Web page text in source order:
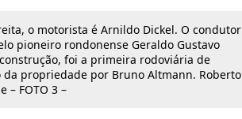
o motorista é Arnildo Dickel. O condutor
pioneiro rondonense Geraldo Gustavo
foi a primeira rodoviária de
propriedade por Bruno Altmann. Roberto
– FOTO 3 –